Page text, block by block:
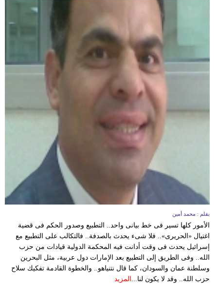
بقلم : محمد أمين
الأمور كلها تسير فى خط بيانى واحد.. التطبيع وصدور الحكم فى قضية
اغتيال «الحريرى».. فلا شىء يحدث بالصدفة.. فالتكالب على التطبيع مع
إسرائيل يحدث فى وقت أدانت فيه المحكمة الدولية قيادات من حزب
الله.. وفى الطريق إلى التطبيع بعد الإمارات دول عربية، مثل البحرين
وسلطنة عمان والسودان، كما قال نتنياهو.. والخطوة القادمة تفكيك سلاح
حزب الله.. وقد لا يكون لنا... المزيد